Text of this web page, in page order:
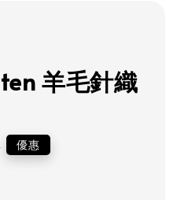
羊毛針織
優惠